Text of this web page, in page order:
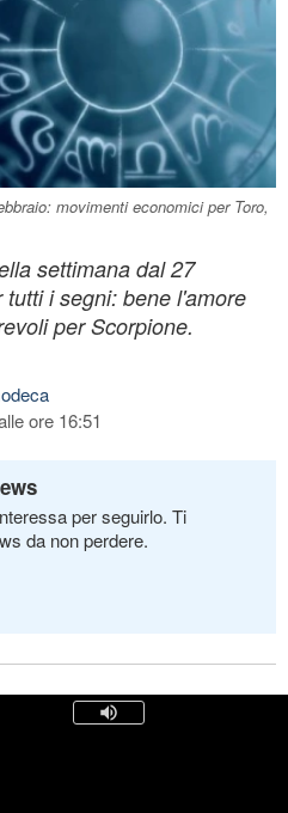
movimenti economici per Toro,
settimana dal 27
i segni: bene l'amore
per Scorpione.
ore 16:51
per seguirlo. Ti
da non perdere.